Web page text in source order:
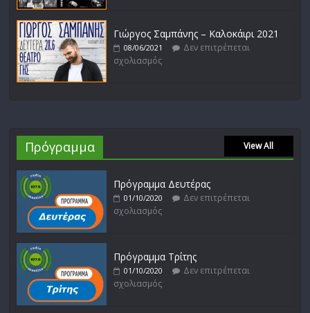
Γιώργος Σαμπάνης – Καλοκάιρι 2021
08/06/2021
Δεν επιτρέπεται
σχολιασμός
Πρόγραμμα View All
Πρόγραμμα Δευτέρας
01/10/2020
Δεν επιτρέπεται
σχολιασμός
Πρόγραμμα Τρίτης
01/10/2020
Δεν επιτρέπεται
σχολιασμός